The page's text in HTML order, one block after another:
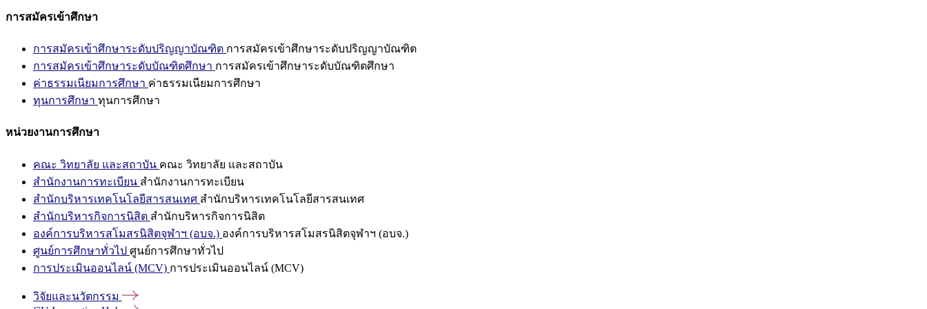
การสมัครเข้าศึกษา
การสมัครเข้าศึกษาระดับปริญญาบัณฑิต การสมัครเข้าศึกษาระดับปริญญาบัณฑิต
การสมัครเข้าศึกษาระดับบัณฑิตศึกษา การสมัครเข้าศึกษาระดับบัณฑิตศึกษา
ค่าธรรมเนียมการศึกษา ค่าธรรมเนียมการศึกษา
ทุนการศึกษา ทุนการศึกษา
หน่วยงานการศึกษา
คณะ วิทยาลัย และสถาบัน คณะ วิทยาลัย และสถาบัน
สำนักงานการทะเบียน สำนักงานการทะเบียน
สำนักบริหารเทคโนโลยีสารสนเทศ สำนักบริหารเทคโนโลยีสารสนเทศ
สำนักบริหารกิจการนิสิต สำนักบริหารกิจการนิสิต
องค์การบริหารสโมสรนิสิตจุฬาฯ (อบจ.) องค์การบริหารสโมสรนิสิตจุฬาฯ (อบจ.)
ศูนย์การศึกษาทั่วไป ศูนย์การศึกษาทั่วไป
การประเมินออนไลน์ (MCV) การประเมินออนไลน์ (MCV)
วิจัยและนวัตกรรม